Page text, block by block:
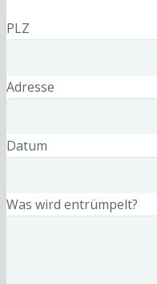
PLZ
Adresse
Datum
Was wird entrümpelt?